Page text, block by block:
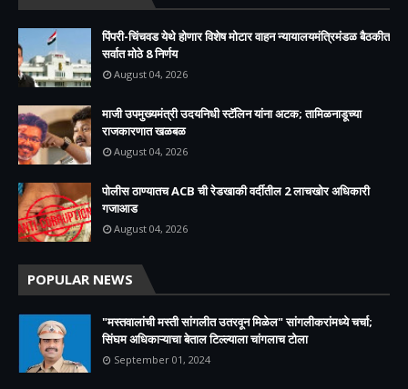
पिंपरी-चिंचवड येथे होणार विशेष मोटार वाहन न्यायालयमंत्रिमंडळ बैठकीत
सर्वात मोठे 8 निर्णय
August 04, 2026
माजी उपमुख्यमंत्री उदयनिधी स्टॅलिन यांना अटक; तामिळनाडूच्या
राजकारणात खळबळ
August 04, 2026
पोलीस ठाण्यातच ACB ची रेडखाकी वर्दीतील 2 लाचखोर अधिकारी
गजाआड
August 04, 2026
POPULAR NEWS
"मस्तवालांची मस्ती सांगलीत उतरवून मिळेल" सांगलीकरांमध्ये चर्चा;
सिंघम अधिकाऱ्याचा बेताल टिल्ल्याला चांगलाच टोला
September 01, 2024